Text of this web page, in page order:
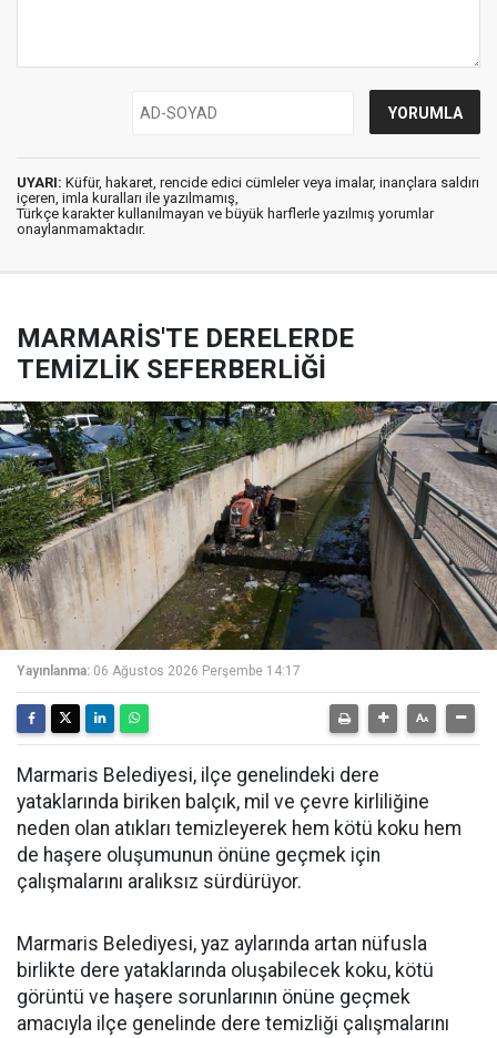
UYARI: Küfür, hakaret, rencide edici cümleler veya imalar, inançlara saldırı
içeren, imla kuralları ile yazılmamış,
Türkçe karakter kullanılmayan ve büyük harflerle yazılmış yorumlar
onaylanmamaktadır.
MARMARİS'TE DERELERDE
TEMİZLİK SEFERBERLİĞİ
Yayınlanma: 06 Ağustos 2026 Perşembe 14:17
Marmaris Belediyesi, ilçe genelindeki dere
yataklarında biriken balçık, mil ve çevre kirliliğine
neden olan atıkları temizleyerek hem kötü koku hem
de haşere oluşumunun önüne geçmek için
çalışmalarını aralıksız sürdürüyor.
Marmaris Belediyesi, yaz aylarında artan nüfusla
birlikte dere yataklarında oluşabilecek koku, kötü
görüntü ve haşere sorunlarının önüne geçmek
amacıyla ilçe genelinde dere temizliği çalışmalarını